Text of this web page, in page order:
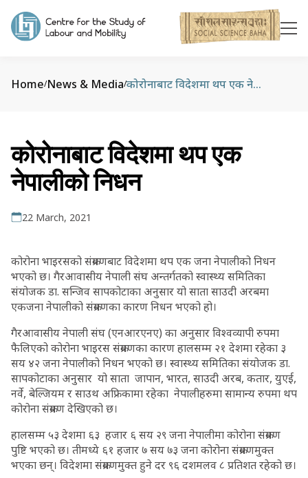
Home/News & Media/ कोरोनाबाट विदेशमा थप एक नेपालीको निधन
कोरोनाबाट विदेशमा थप एक
नेपालीको निधन
22 March, 2021
कोरोना भाइरसको संक्रमणबाट विदेशमा थप एक जना नेपालीको निधन
भएको छ। गैरआवासीय नेपाली संघ अन्तर्गतको स्वास्थ्य समितिका
संयोजक डा. सन्जिव सापकोटाका अनुसार यो साता साउदी अरबमा
एकजना नेपालीको संक्रमणका कारण निधन भएको हो।
गैरआवासीय नेपाली संघ (एनआरएनए) का अनुसार विश्वव्यापी रुपमा
फैलिएको कोरोना भाइरस संक्रमणका कारण हालसम्म २१ देशमा रहेका ३
सय ४२ जना नेपालीको निधन भएको छ। स्वास्थ्य समितिका संयोजक डा.
सापकोटाका अनुसार यो साता जापान, भारत, साउदी अरब, कतार, युएई,
नर्वे, बेल्जियम र साउथ अफ्रिकामा रहेका नेपालीहरुमा सामान्य रुपमा थप
कोरोना संक्रमण देखिएको छ।
हालसम्म ५३ देशमा ६३ हजार ६ सय २९ जना नेपालीमा कोरोना संक्रमण
पुष्टि भएको छ। तीमध्ये ६१ हजार ७ सय ७३ जना कोरोना संक्रमणमुक्त
भएका छन्। विदेशमा संक्रमणमुक्त हुने दर ९६ दशमलव ८ प्रतिशत रहेको छ।